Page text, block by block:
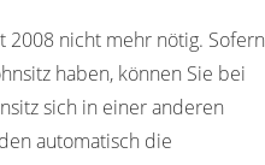
2008 nicht mehr nötig. Sofern
haben, können Sie bei
sich in einer anderen
automatisch die